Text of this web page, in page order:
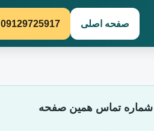
صفحه اصلی 09129725917
شماره تماس همین صفحه